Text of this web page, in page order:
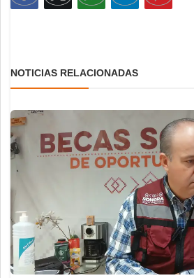
NOTICIAS RELACIONADAS